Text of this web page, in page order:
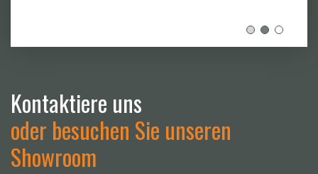
Kontaktiere uns
oder besuchen Sie unseren
Showroom